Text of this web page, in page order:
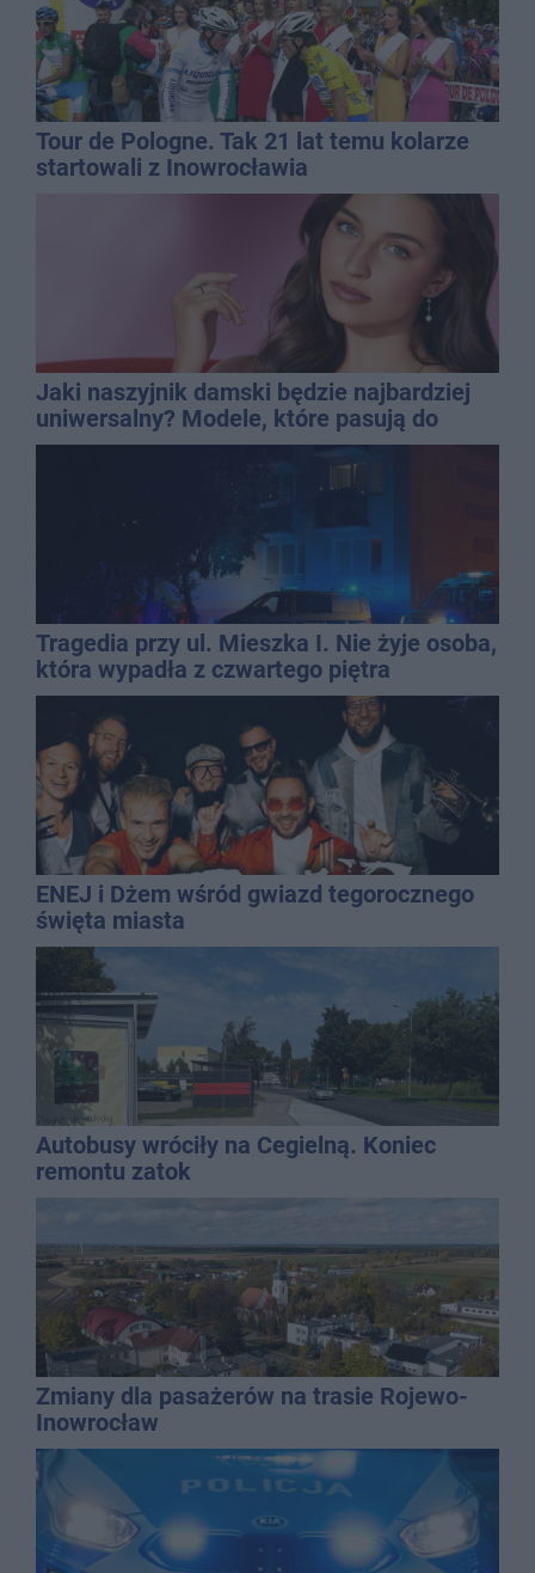
Tour de Pologne. Tak 21 lat temu kolarze
startowali z Inowrocławia
Jaki naszyjnik damski będzie najbardziej
uniwersalny? Modele, które pasują do
wielu stylizacji
Tragedia przy ul. Mieszka I. Nie żyje osoba,
która wypadła z czwartego piętra
ENEJ i Dżem wśród gwiazd tegorocznego
święta miasta
Autobusy wróciły na Cegielną. Koniec
remontu zatok
Zmiany dla pasażerów na trasie Rojewo-
Inowrocław